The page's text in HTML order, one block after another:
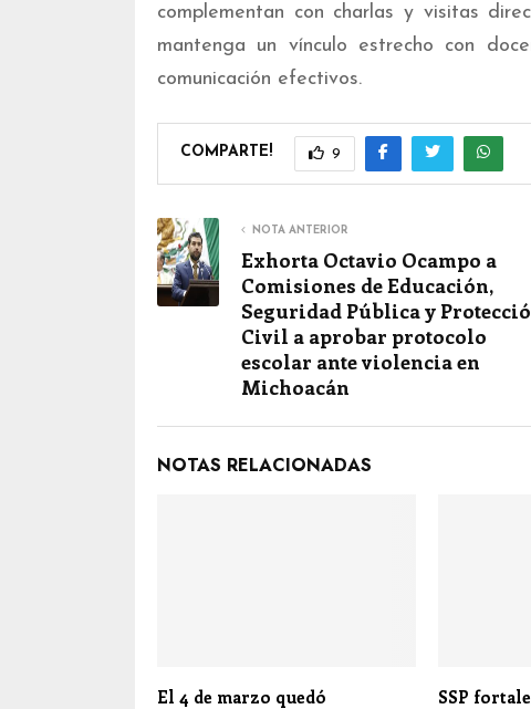
complementan con charlas y visitas
mantenga un vínculo estrecho con
comunicación efectivos.
COMPARTE! 9
NOTA ANTERIOR
Exhorta Octavio Ocampo a
Comisiones de Educación,
Seguridad Pública y
Civil a aprobar protocolo
escolar ante violencia en
Michoacán
NOTAS RELACIONADAS
El 4 de marzo quedó
SSP